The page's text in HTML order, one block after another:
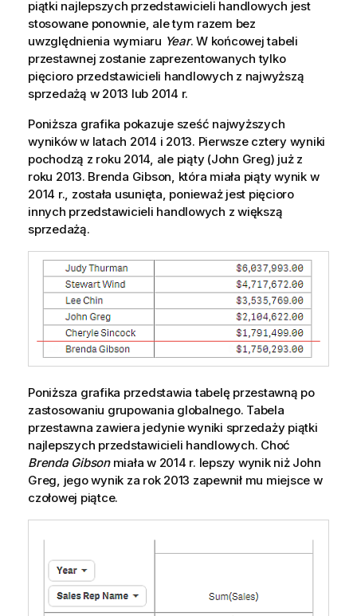
piątki najlepszych przedstawicieli handlowych jest
stosowane ponownie, ale tym razem bez
uwzględnienia wymiaru Year. W końcowej tabeli
przestawnej zostanie zaprezentowanych tylko
pięcioro przedstawicieli handlowych z najwyższą
sprzedażą w 2013 lub 2014 r.
Poniższa grafika pokazuje sześć najwyższych
wyników w latach 2014 i 2013. Pierwsze cztery wyniki
pochodzą z roku 2014, ale piąty (John Greg) już z
roku 2013. Brenda Gibson, która miała piąty wynik w
2014 r., została usunięta, ponieważ jest pięcioro
innych przedstawicieli handlowych z większą
sprzedażą.
Poniższa grafika przedstawia tabelę przestawną po
zastosowaniu grupowania globalnego. Tabela
przestawna zawiera jedynie wyniki sprzedaży piątki
najlepszych przedstawicieli handlowych. Choć
Brenda Gibsonmiała w 2014 r. lepszy wynik niż John
Greg, jego wynik za rok 2013 zapewnił mu miejsce w
czołowej piątce.